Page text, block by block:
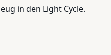
in den Light Cycle.